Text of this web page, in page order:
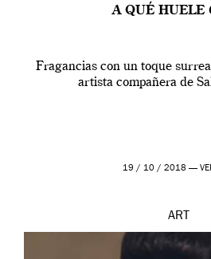
A QUÉ HUELE
Fragancias con un toque
artista compañera de
19 / 10 / 2018 —
ART